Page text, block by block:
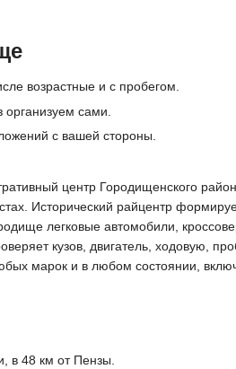
возрастные и с пробегом.
сами.
с вашей стороны.
центр Городищенского
Исторический райцентр
легковые автомобили,
кузов, двигатель, ходовую,
марок и в любом состоянии,
в 48 км от Пензы.